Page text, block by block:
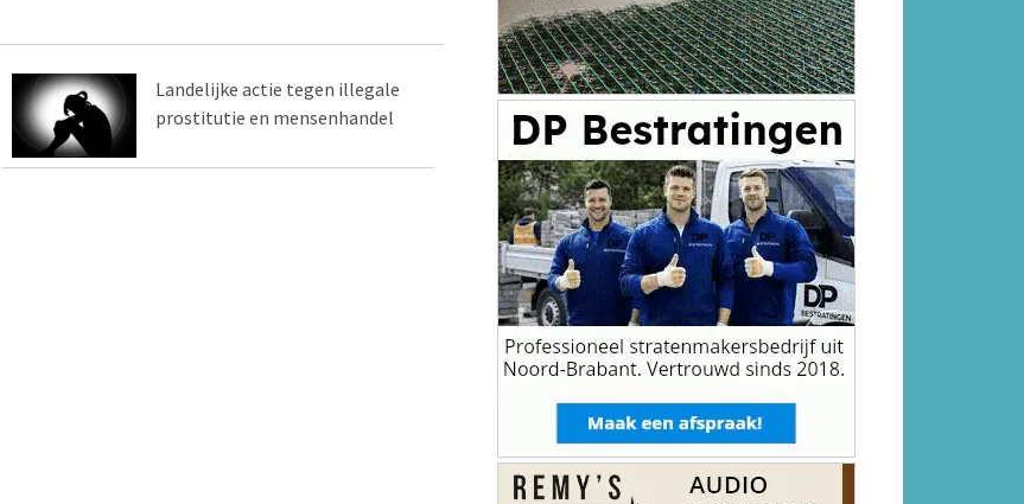
Landelijke actie tegen illegale
prostitutie en mensenhandel